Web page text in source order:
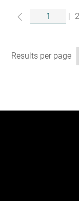
|
Results per page